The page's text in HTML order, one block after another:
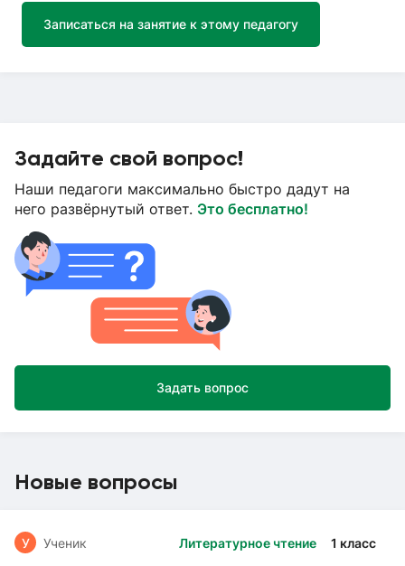
Записаться на занятие к этому педагогу
Задайте свой вопрос!
Наши педагоги максимально быстро дадут на
него развёрнутый ответ. Это бесплатно!
Задать вопрос
Новые вопросы
Литературное чтение 1 класс
У Ученик